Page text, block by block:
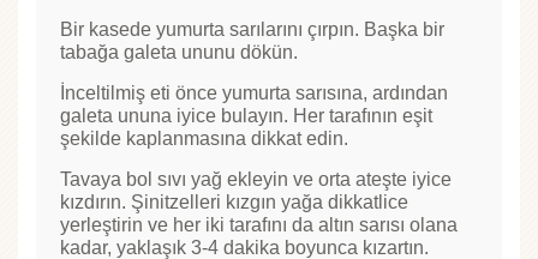
Bir kasede yumurta sarılarını çırpın. Başka bir
tabağa galeta ununu dökün.
İnceltilmiş eti önce yumurta sarısına, ardından
galeta ununa iyice bulayın. Her tarafının eşit
şekilde kaplanmasına dikkat edin.
Tavaya bol sıvı yağ ekleyin ve orta ateşte iyice
kızdırın. Şinitzelleri kızgın yağa dikkatlice
yerleştirin ve her iki tarafını da altın sarısı olana
kadar, yaklaşık 3-4 dakika boyunca kızartın.